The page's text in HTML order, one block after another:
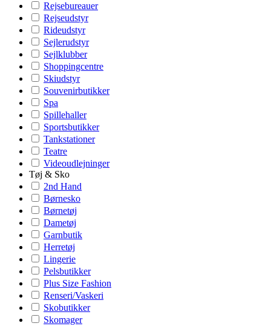
Rejsebureauer
Rejseudstyr
Rideudstyr
Sejlerudstyr
Sejlklubber
Shoppingcentre
Skiudstyr
Souvenirbutikker
Spa
Spillehaller
Sportsbutikker
Tankstationer
Teatre
Videoudlejninger
Tøj & Sko
2nd Hand
Børnesko
Børnetøj
Dametøj
Garnbutik
Herretøj
Lingerie
Pelsbutikker
Plus Size Fashion
Renseri/Vaskeri
Skobutikker
Skomager